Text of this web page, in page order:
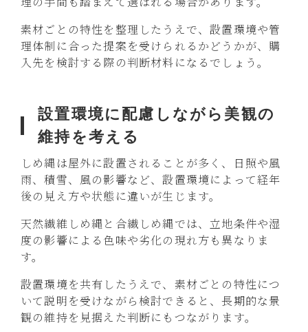
素材ごとの特性を整理したうえで、設置環境や管
理体制に合った提案を受けられるかどうかが、購
入先を検討する際の判断材料になるでしょう。
設置環境に配慮しながら美観の
維持を考える
しめ縄は屋外に設置されることが多く、日照や風
雨、積雪、風の影響など、設置環境によって経年
後の見え方や状態に違いが生じます。
天然繊維しめ縄と合繊しめ縄では、立地条件や湿
度の影響による色味や劣化の現れ方も異なりま
す。
設置環境を共有したうえで、素材ごとの特性につ
いて説明を受けながら検討できると、長期的な景
観の維持を見据えた判断にもつながります。